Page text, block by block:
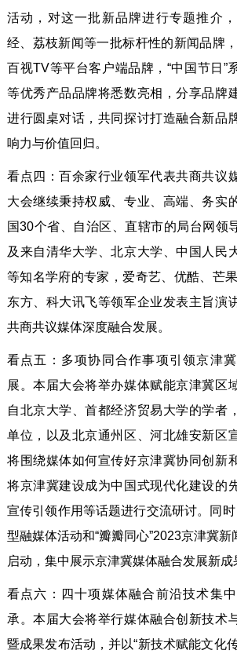
活动，对这一批新品牌进行专题推介
经、荔枝新闻等一批标杆性的新闻品牌
百视TV等平台客户端品牌，“中国节日”
等优秀产品品牌将悉数亮相，分享品牌
进行圆桌对话，共同探讨打造融合新品
响力与价值回归。
看点四：百余家行业领军代表共商共议
大会继续秉持权威、专业、高端、务实
国30个省、自治区、直辖市的局台网领
及来自清华大学、北京大学、中国人民
等知名学府的专家，爱奇艺、优酷、芒
东方、科大讯飞等领军企业发表主旨演
共商共议媒体深度融合发展。
看点五：多项协同合作事项引领京津
展。本届大会将举办媒体赋能京津冀区
自北京大学、首都经济贸易大学的学者
单位，以及北京通州区、河北雄安新区
将围绕媒体如何宣传好京津冀协同创新
将京津冀建设成为中国式现代化建设的
宣传引领作用等话题进行交流研讨。同时
型融媒体活动和“瓣瓣同心”2023京津冀
启动，集中展示京津冀媒体融合发展新成
看点六：四十项媒体融合前沿技术集
承。本届大会将举行媒体融合创新技术
暨成果发布活动，并以“新技术赋能文化